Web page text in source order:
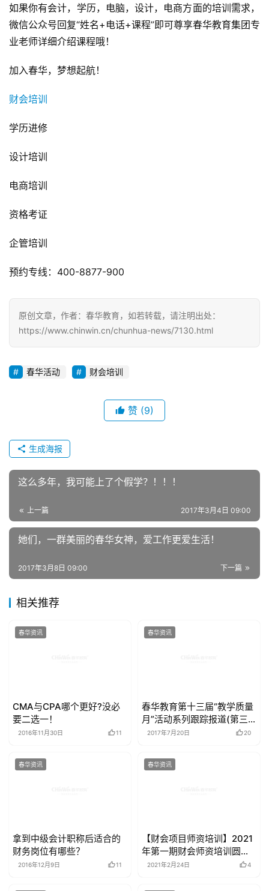
如果你有会计，学历，电脑，设计，电商方面的培训需求，
微信公众号回复“姓名+电话+课程”即可尊享春华教育集团专
业老师详细介绍课程哦！
加入春华，梦想起航！
财会培训
学历进修
设计培训
电商培训
资格考证
企管培训
预约专线：400-8877-900
原创文章，作者：春华教育，如若转载，请注明出处：
https://www.chinwin.cn/chunhua-news/7130.html
春华活动 财会培训
赞 (9)
生成海报
这么多年，我可能上了个假学？！！！
上一篇 2017年3月4日 09:00
她们，一群美丽的春华女神，爱工作更爱生活！
下一篇
2017年3月8日 09:00
相关推荐
春华资讯
CMA与CPA哪个更好?没必
要二选一！
2016年11月30日 11
春华资讯
春华教育第十三届“教学质量
月”活动系列跟踪报道(第三
辑)
2017年7月20日 20
春华资讯
拿到中级会计职称后适合的
财务岗位有哪些？
2016年12月9日 11
春华资讯
【财会项目师资培训】2021
年第一期财会师资培训圆满
落幕
2021年2月24日 4